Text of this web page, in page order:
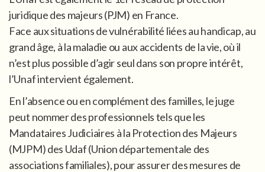
juridique des majeurs (PJM) en France.
Face aux situations de vulnérabilité liées au handicap, au
grand âge, à la maladie ou aux accidents de la vie, où il
n’est plus possible d’agir seul dans son propre intérêt,
l’Unaf intervient également.
En l’absence ou en complément des familles, le juge
peut nommer des professionnels tels que les
Mandataires Judiciaires à la Protection des Majeurs
(MJPM) des Udaf (Union départementale des
associations familiales), pour assurer des mesures de